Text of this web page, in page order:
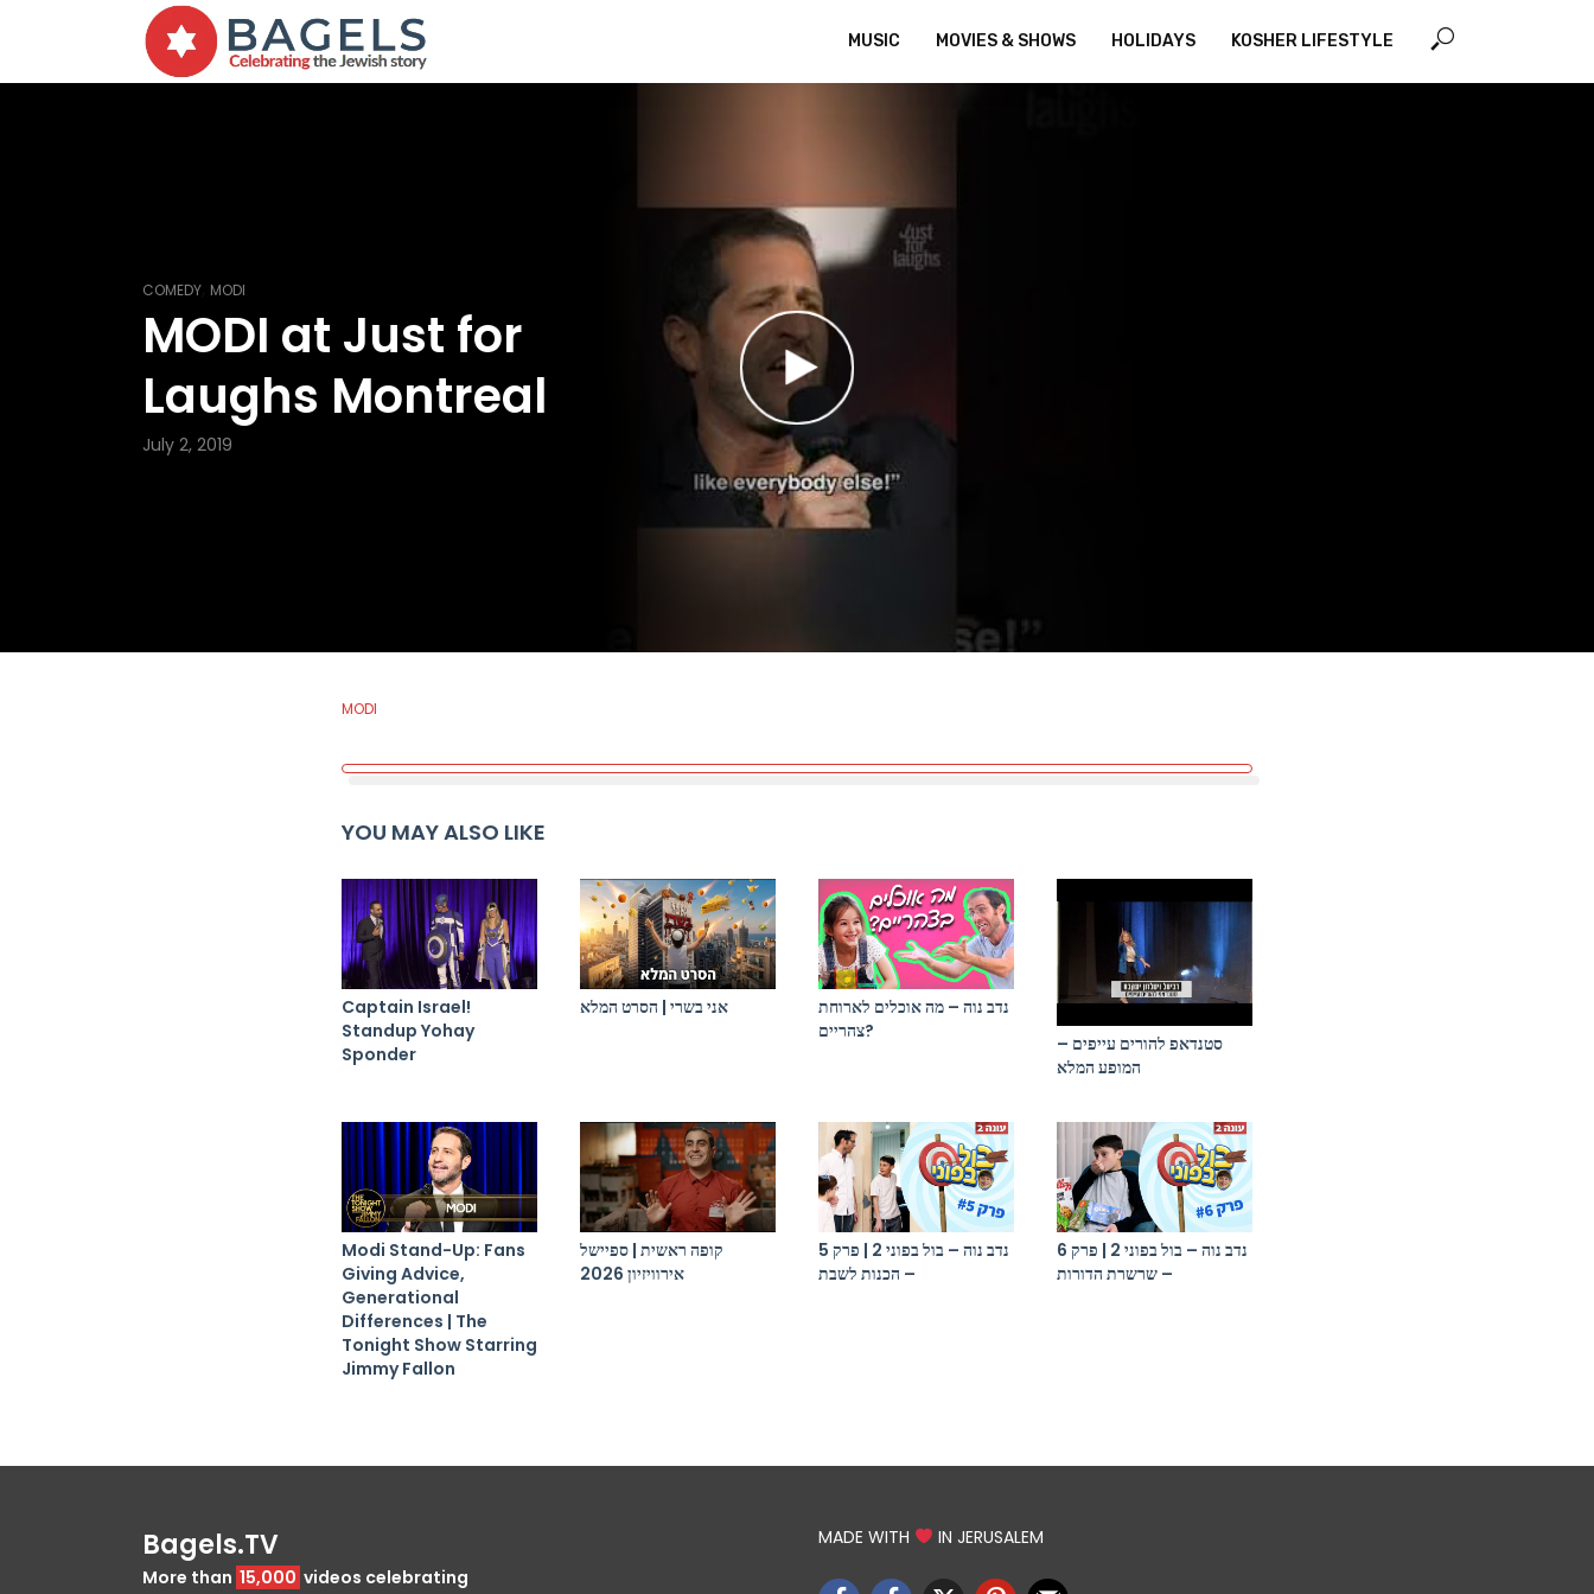
MUSIC MOVIES & SHOWS HOLIDAYS KOSHER LIFESTYLE
COMEDY MODI
MODI at Just for
Laughs Montreal
July 2, 2019
MODI
YOU MAY ALSO LIKE
Captain Israel!
Standup Yohay
Sponder
אני בשרי | הסרט המלא
נדב נוה – מה אוכלים לארוחת
צהריים?
סטנדאפ להורים עייפים –
המופע המלא
Modi Stand-Up: Fans
Giving Advice,
Generational
Differences | The
Tonight Show Starring
Jimmy Fallon
קופה ראשית | ספיישל
אירוויזיון 2026
נדב נוה – בול בפוני 2 | פרק 5
– הכנות לשבת
נדב נוה – בול בפוני 2 | פרק 6
– שרשרת הדורות
Bagels.TV
More than 15,000 videos celebrating
MADE WITH IN JERUSALEM